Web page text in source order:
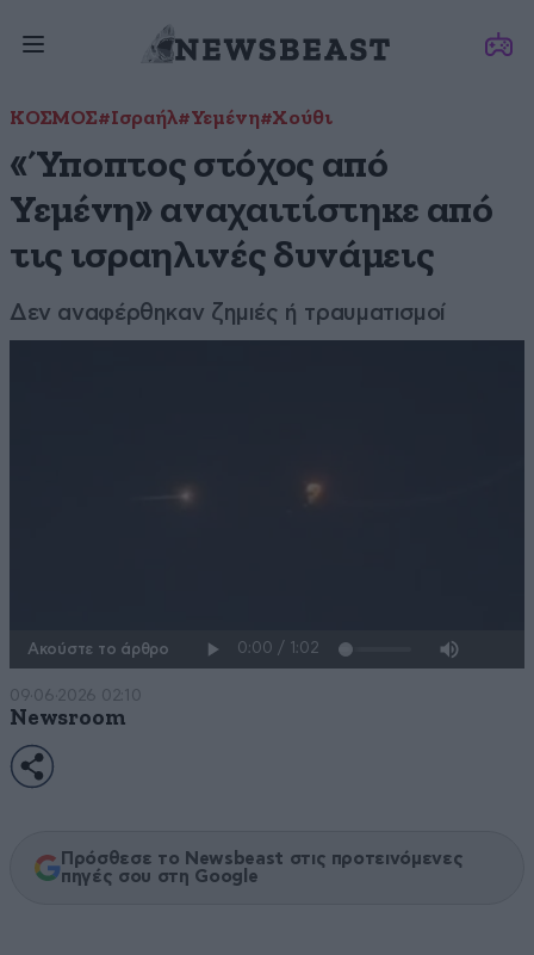
ΚΟΣΜΟΣ#Ισραήλ#Υεμένη#Χούθι
«Ύποπτος στόχος από
Υεμένη» αναχαιτίστηκε από
τις ισραηλινές δυνάμεις
Δεν αναφέρθηκαν ζημιές ή τραυματισμοί
Ακούστε το άρθρο
09·06·2026 02:10
Newsroom
Πρόσθεσε το Newsbeast στις προτεινόμενες
πηγές σου στη Google